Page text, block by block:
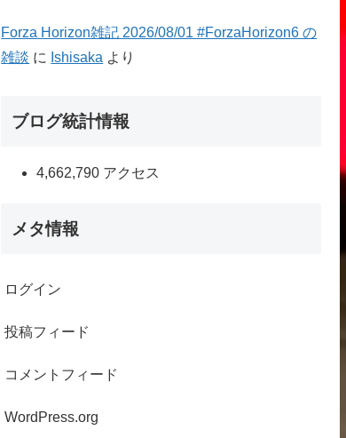
Forza Horizon雑記 2026/08/01 #ForzaHorizon6 の
雑談 に Ishisaka より
ブログ統計情報
4,662,790 アクセス
メタ情報
ログイン
投稿フィード
コメントフィード
WordPress.org